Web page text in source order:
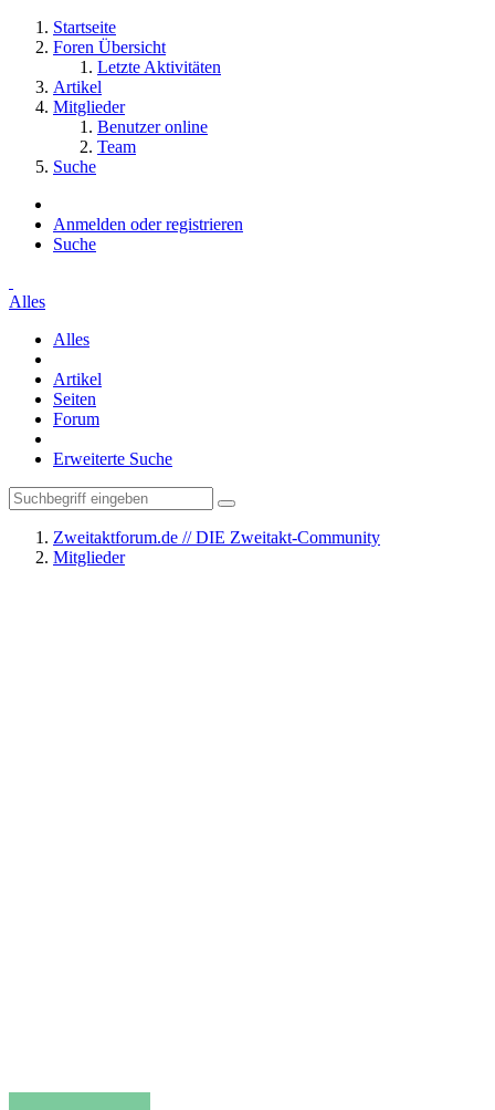
Startseite
Foren Übersicht
Letzte Aktivitäten
Artikel
Mitglieder
Benutzer online
Team
Suche
Anmelden oder registrieren
Suche
Alles
Alles
Artikel
Seiten
Forum
Erweiterte Suche
Zweitaktforum.de // DIE Zweitakt-Community
Mitglieder